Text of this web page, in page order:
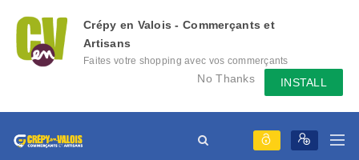
Crépy en Valois - Commerçants et
Artisans
Faites votre shopping avec vos commerçants
locaux depuis votre mobile, échangez des
messages avec eux, consultez le évènement
No Thanks INSTALL